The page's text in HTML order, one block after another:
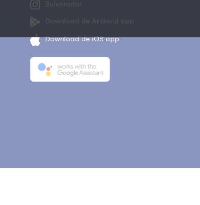
Buienradar
Download de Android app
Download de iOS app